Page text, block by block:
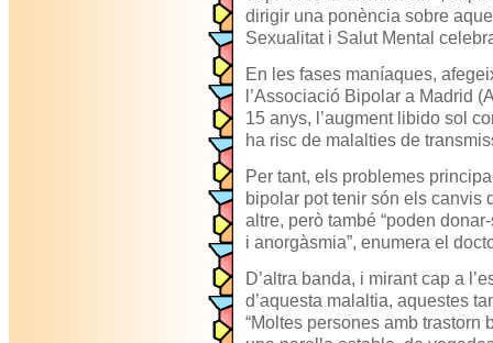
dirigir una ponència sobre
Sexualitat i Salut Mental
En les fases maníaques,
l’Associació Bipolar a Madrid
15 anys, l’augment libido sol
ha risc de malalties de
Per tant, els problemes
bipolar pot tenir són els canvis
altre, però també “poden
i anorgàsmia”, enumera el
D’altra banda, i mirant cap a
d’aquesta malaltia, aquestes
“Moltes persones amb trastorn